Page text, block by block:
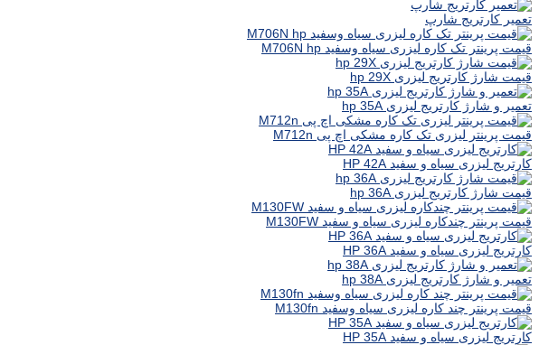
تعمیر کارتریج شارپ
قیمت پرینتر تک کاره لیزری سیاه وسفید M706N hp
قیمت شارژ کارتریج لیزری hp 29X
تعمیر و شارژ کارتریج لیزری hp 35A
قیمت پرینتر لیزری تک کاره مشکی اچ پی M712n
کارتریج لیزری سیاه و سفید HP 42A
قیمت شارژ کارتریج لیزری hp 36A
قیمت پرینتر چندکاره لیزری سیاه و سفید M130FW
کارتریج لیزری سیاه و سفید HP 36A
تعمیر و شارژ کارتریج لیزری hp 38A
قیمت پرینتر چند کاره لیزری سیاه وسفید M130fn
کارتریج لیزری سیاه و سفید HP 35A